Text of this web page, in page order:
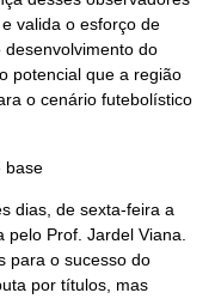
valida o esforço de
do
potencial que a região
o cenário futebolístico
base
dias, de sexta-feira a
pelo Prof. Jardel Viana.
para o sucesso do
por títulos, mas